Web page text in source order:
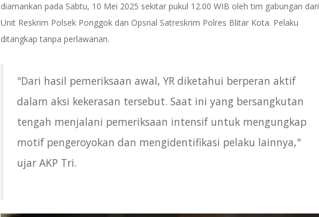
diamankan pada Sabtu, 10 Mei 2025 sekitar pukul 12.00 WIB oleh tim gabungan dari
Unit Reskrim Polsek Ponggok dan Opsnal Satreskrim Polres Blitar Kota. Pelaku
ditangkap tanpa perlawanan.
"Dari hasil pemeriksaan awal, YR diketahui berperan aktif
dalam aksi kekerasan tersebut. Saat ini yang bersangkutan
tengah menjalani pemeriksaan intensif untuk mengungkap
motif pengeroyokan dan mengidentifikasi pelaku lainnya,"
ujar AKP Tri.